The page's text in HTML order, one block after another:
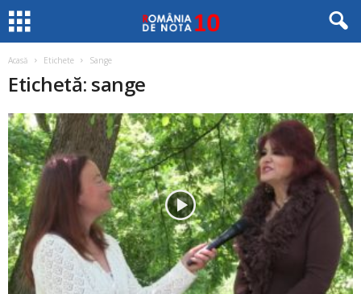
Acasă Etichete Sange
Etichetă: sange